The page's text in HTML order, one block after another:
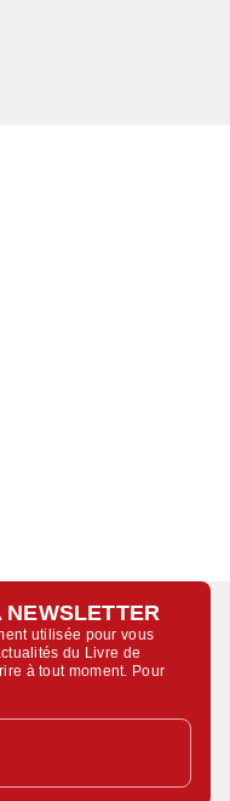
utilisée pour vous
du Livre de
à tout moment. Pour